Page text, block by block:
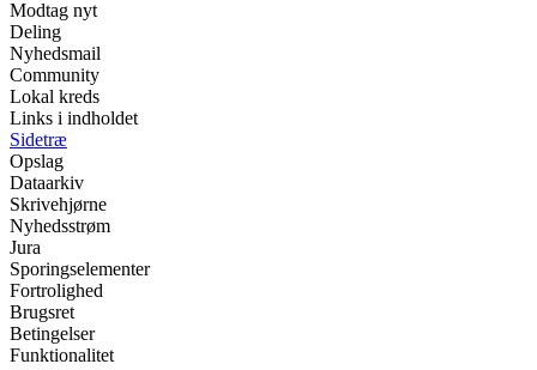
Modtag nyt
Deling
Nyhedsmail
Community
Lokal kreds
Links i indholdet
Sidetræ
Opslag
Dataarkiv
Skrivehjørne
Nyhedsstrøm
Jura
Sporingselementer
Fortrolighed
Brugsret
Betingelser
Funktionalitet